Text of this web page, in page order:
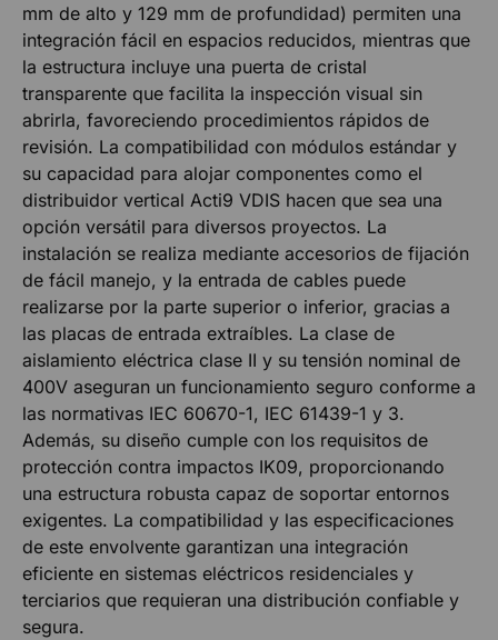
mm de alto y 129 mm de profundidad) permiten una
integración fácil en espacios reducidos, mientras que
la estructura incluye una puerta de cristal
transparente que facilita la inspección visual sin
abrirla, favoreciendo procedimientos rápidos de
revisión. La compatibilidad con módulos estándar y
su capacidad para alojar componentes como el
distribuidor vertical Acti9 VDIS hacen que sea una
opción versátil para diversos proyectos. La
instalación se realiza mediante accesorios de fijación
de fácil manejo, y la entrada de cables puede
realizarse por la parte superior o inferior, gracias a
las placas de entrada extraíbles. La clase de
aislamiento eléctrica clase II y su tensión nominal de
400V aseguran un funcionamiento seguro conforme a
las normativas IEC 60670-1, IEC 61439-1 y 3.
Además, su diseño cumple con los requisitos de
protección contra impactos IK09, proporcionando
una estructura robusta capaz de soportar entornos
exigentes. La compatibilidad y las especificaciones
de este envolvente garantizan una integración
eficiente en sistemas eléctricos residenciales y
terciarios que requieran una distribución confiable y
segura.